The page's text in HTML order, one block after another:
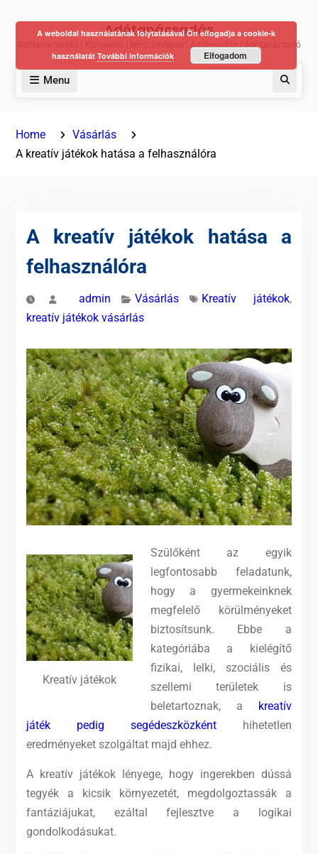
Adótanácsadás
Adótanácsadás | Könyvelés | Bérszámfejtés | Adóbevallás | Adótanácsadó
Menu
Home
Vásárlás
A kreatív játékok hatása a felhasználóra
A kreatív játékok hatása a
felhasználóra
admin Vásárlás Kreatív játékok,
kreatív játékok vásárlás
Kreatív játékok
Szülőként az egyik
legfontosabb feladatunk,
hogy a gyermekeinknek
megfelelő körülményeket
biztosítsunk. Ebbe a
kategóriába a kielégítő
fizikai, lelki, szociális és
szellemi területek is
beletartoznak, a kreatív
játék pedig segédeszközként hihetetlen
eredményeket szolgáltat majd ehhez.
A kreatív játékok lényege, hogy ingerekben dússá
tegyék a kicsik környezetét, megdolgoztassák a
fantáziájukat, ezáltal fejlesztve a logikai
gondolkodásukat.
A weboldal használatának folytatásával Ön elfogadja a cookie-k
használatát További információk Elfogadom